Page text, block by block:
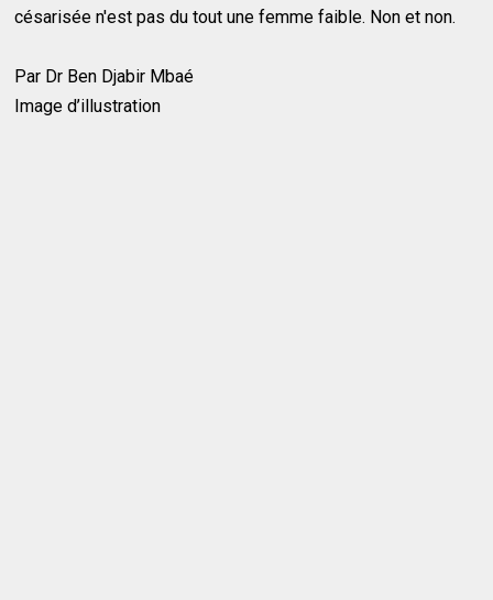
césarisée n'est pas du tout une femme faible. Non et non.
Par Dr Ben Djabir Mbaé
Image d’illustration